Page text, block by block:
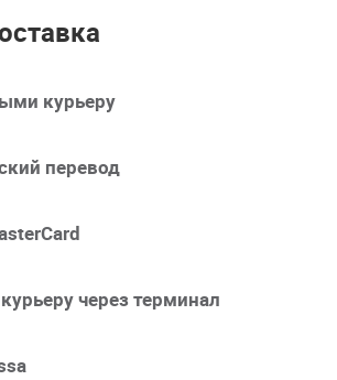
курьеру
перевод
через терминал